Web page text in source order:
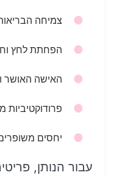
צמיחה
הפחתת לחץ
האישה האושר
פרודוקטיביות
יחסים
עבור הנותן,